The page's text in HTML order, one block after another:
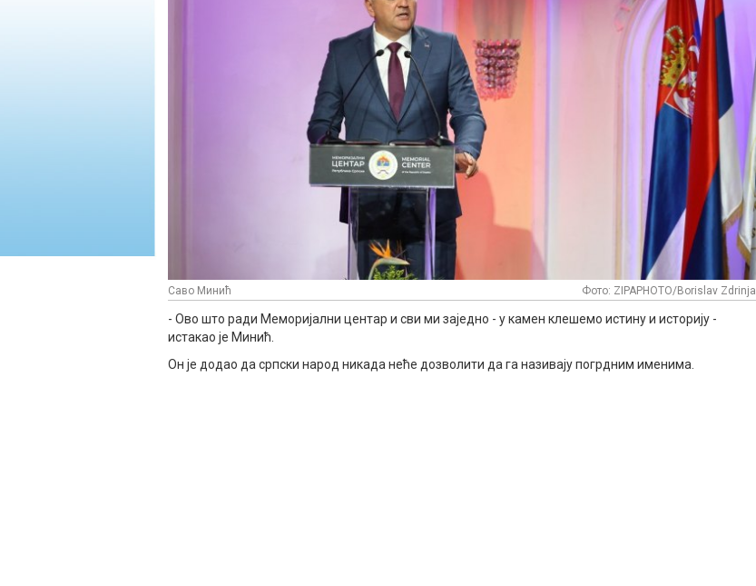
Саво Минић Фото: ZIPAPHOTO/Borislav Zdrinja
- Ово што ради Меморијални центар и сви ми заједно - у камен клешемо истину и историју -
истакао је Минић.
Он је додао да српски народ никада неће дозволити да га називају погрдним именима.